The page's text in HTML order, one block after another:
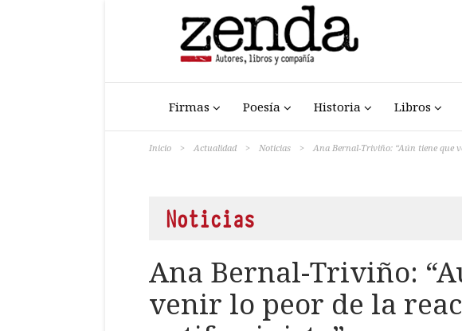
Firmas Poesía Historia Libros
Inicio > Actualidad > Noticias > Ana Bernal-Triviño: “Aún tiene que
Noticias
Ana Bernal-Triviño:
venir lo peor de la